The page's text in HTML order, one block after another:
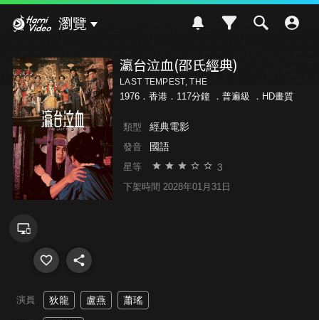
瀏覽
瀛台泣血(邵氏經典)
LAST TEMPEST, THE
1976．香港．117分鐘 ． 普遍級 ．HD畫質
類型 經典電影
發音 國語
星等 3
下架時間 2028年01月31日
演員 狄龍 盧燕 蕭瑤